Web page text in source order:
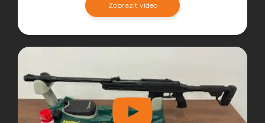
Zobrazit video